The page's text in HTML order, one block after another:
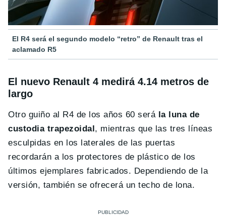
El R4 será el segundo modelo “retro” de Renault tras el
aclamado R5
El nuevo Renault 4 medirá 4.14 metros de
largo
Otro guiño al R4 de los años 60 será la luna de
custodia trapezoidal, mientras que las tres líneas
esculpidas en los laterales de las puertas
recordarán a los protectores de plástico de los
últimos ejemplares fabricados. Dependiendo de la
versión, también se ofrecerá un techo de lona.